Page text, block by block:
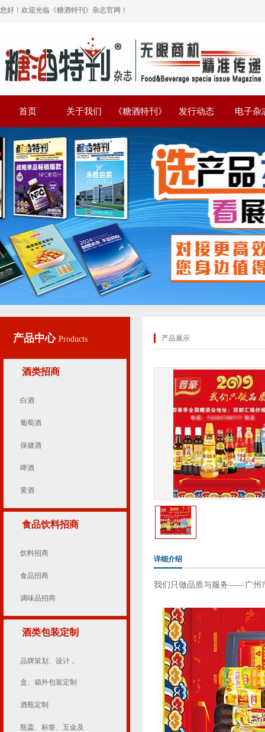
您好！欢迎光临《糖酒特刊》杂志官网！
首页 关于我们 《糖酒特刊》 发行动态 电子杂
产品中心 Products
酒类招商
白酒
葡萄酒
保健酒
啤酒
黄酒
食品饮料招商
饮料招商
食品招商
调味品招商
酒类包装定制
品牌策划、设计，
盒、箱外包装定制
酒瓶定制
瓶盖、标签、五金及
产品展示
详细介绍
我们只做品质与服务——广州